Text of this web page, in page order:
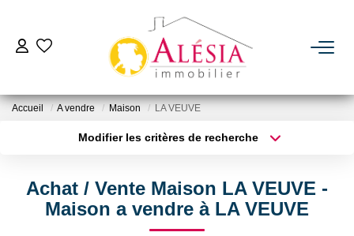
ACHETER
Accueil A vendre Maison LA VEUVE
Modifier les critères de recherche
Sélectionnez...
Type de bien
Surface min
Achat / Vente Maison LA VEUVE -
Maison a vendre à LA VEUVE